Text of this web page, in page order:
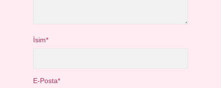
İsim*
E-Posta*